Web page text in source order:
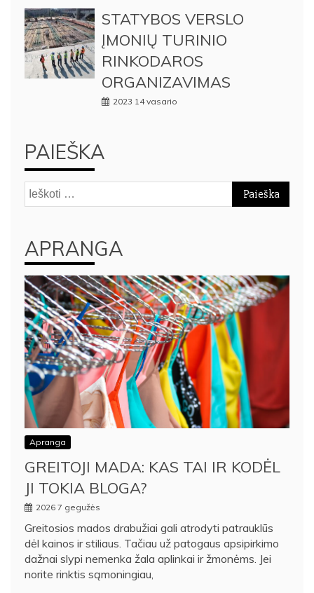
STATYBOS VERSLO
ĮMONIŲ TURINIO
RINKODAROS
ORGANIZAVIMAS
2023 14 vasario
PAIEŠKA
Ieškoti:
APRANGA
Apranga
GREITOJI MADA: KAS TAI IR KODĖL
JI TOKIA BLOGA?
2026 7 gegužės
Greitosios mados drabužiai gali atrodyti patrauklūs
dėl kainos ir stiliaus. Tačiau už patogaus apsipirkimo
dažnai slypi nemenka žala aplinkai ir žmonėms. Jei
norite rinktis sąmoningiau,